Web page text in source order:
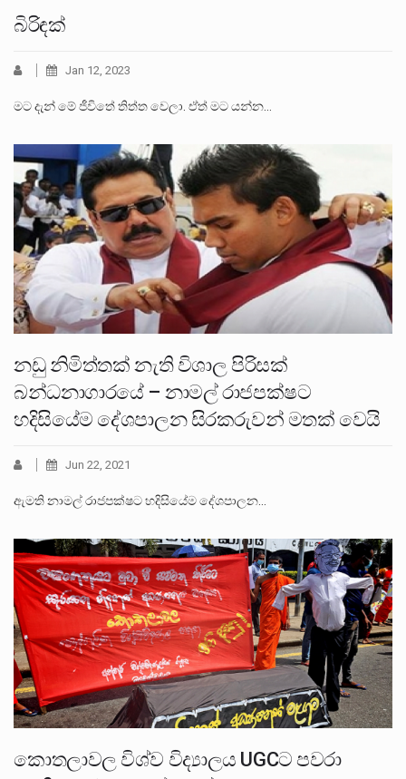
බිරිඳක්
Jan 12, 2023
මට දැන් මේ ජීවිතේ තිත්ත වෙලා. ඒත් මට යන්න…
නඩු නිමිත්තක් නැති විශාල පිරිසක්
බන්ධනාගාරයේ – නාමල් රාජපක්ෂට
හදිසියේම දේශපාලන සිරකරුවන් මතක් වෙයි
Jun 22, 2021
ඇමති නාමල් රාජපක්ෂට හදිසියේම දේශපාලන…
කොතලාවල විශ්ව විද්‍යාලය UGCට පවරා